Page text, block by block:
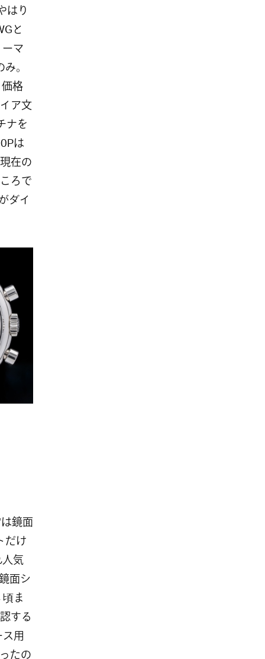
はり
と
マ
。
格
ア文
ナを
は
在の
ろで
ダイ
鏡面
だけ
気
面シ
ま
する
用